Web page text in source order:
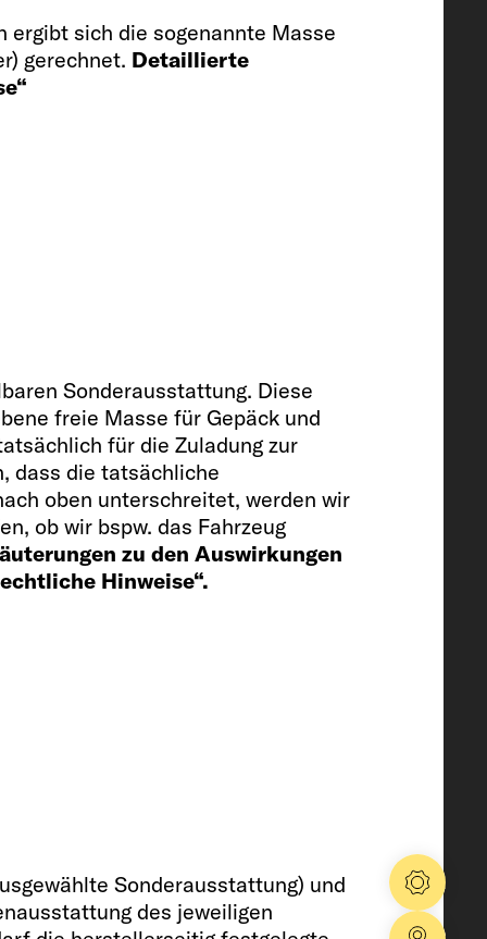
ergibt sich die sogenannte Masse
gerechnet. Detaillierte
Sonderausstattung. Diese
freie Masse für Gepäck und
für die Zuladung zur
dass die tatsächliche
oben unterschreitet, werden wir
ob wir bspw. das Fahrzeug
zu den Auswirkungen
Hinweise“.
Sonderausstattung) und
des jeweiligen